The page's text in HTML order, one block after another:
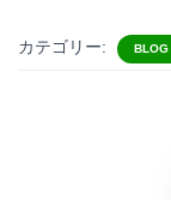
t
カテゴリー: BLOG